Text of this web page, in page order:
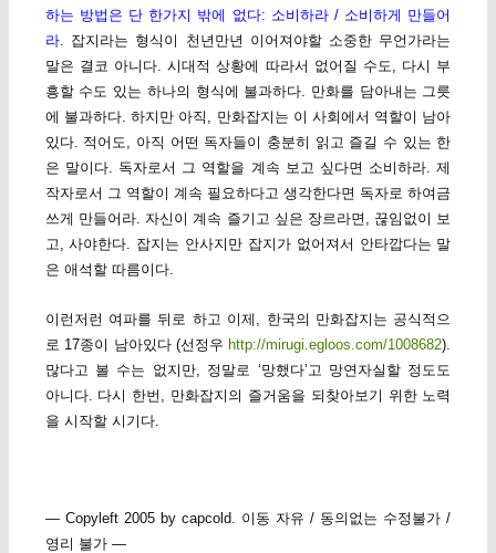
하는 방법은 단 한가지 밖에 없다: 소비하라 / 소비하게 만들어
라. 잡지라는 형식이 천년만년 이어져야할 소중한 무언가라는
말은 결코 아니다. 시대적 상황에 따라서 없어질 수도, 다시 부
흥할 수도 있는 하나의 형식에 불과하다. 만화를 담아내는 그릇
에 불과하다. 하지만 아직, 만화잡지는 이 사회에서 역할이 남아
있다. 적어도, 아직 어떤 독자들이 충분히 읽고 즐길 수 있는 한
은 말이다. 독자로서 그 역할을 계속 보고 싶다면 소비하라. 제
작자로서 그 역할이 계속 필요하다고 생각한다면 독자로 하여금
쓰게 만들어라. 자신이 계속 즐기고 싶은 장르라면, 끊임없이 보
고, 사야한다. 잡지는 안사지만 잡지가 없어져서 안타깝다는 말
은 애석할 따름이다.
이런저런 여파를 뒤로 하고 이제, 한국의 만화잡지는 공식적으
로 17종이 남아있다 (선정우http://mirugi.egloos.com/1008682).
많다고 볼 수는 없지만, 정말로 ‘망했다’고 망연자실할 정도도
아니다. 다시 한번, 만화잡지의 즐거움을 되찾아보기 위한 노력
을 시작할 시기다.
— Copyleft 2005 by capcold. 이동 자유 / 동의없는 수정불가 /
영리 불가 —